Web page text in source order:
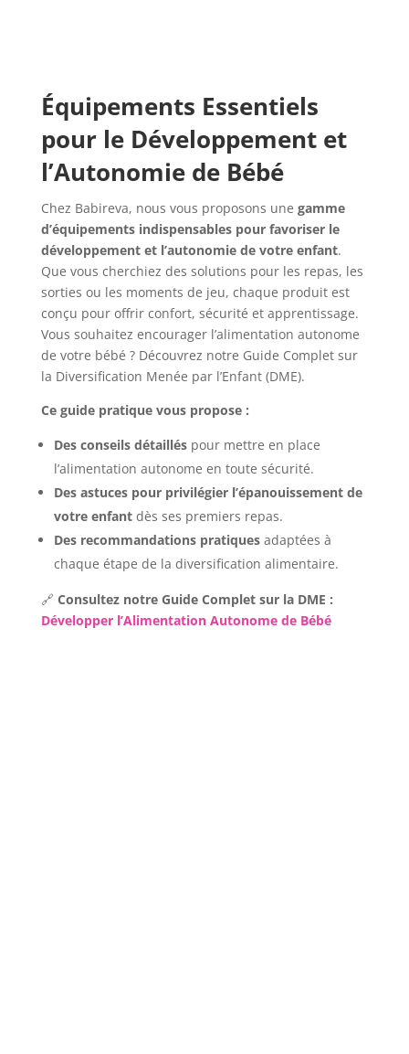
Équipements Essentiels
pour le Développement et
l’Autonomie de Bébé
Chez Babireva, nous vous proposons une gamme
d’équipements indispensables pour favoriser le
développement et l’autonomie de votre enfant.
Que vous cherchiez des solutions pour les repas, les
sorties ou les moments de jeu, chaque produit est
conçu pour offrir confort, sécurité et apprentissage.
Vous souhaitez encourager l’alimentation autonome
de votre bébé ? Découvrez notre Guide Complet sur
la Diversification Menée par l’Enfant (DME).
Ce guide pratique vous propose :
Des conseils détailléspour mettre en place
l’alimentation autonome en toute sécurité.
Des astuces pour privilégier l’épanouissement de
votre enfantdès ses premiers repas.
Des recommandations pratiquesadaptées à
chaque étape de la diversification alimentaire.
🔗 Consultez notre Guide Complet sur la DME :
Développer l’Alimentation Autonome de Bébé